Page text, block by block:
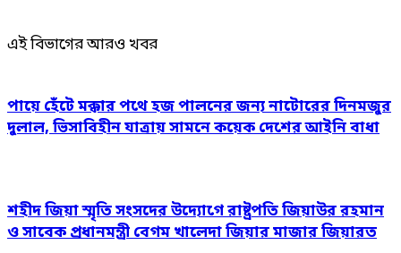
এই বিভাগের আরও খবর
পায়ে হেঁটে মক্কার পথে হজ পালনের জন্য নাটোরের দিনমজুর
দুলাল, ভিসাবিহীন যাত্রায় সামনে কয়েক দেশের আইনি বাধা
শহীদ জিয়া স্মৃতি সংসদের উদ্যোগে রাষ্ট্রপতি জিয়াউর রহমান
ও সাবেক প্রধানমন্ত্রী বেগম খালেদা জিয়ার মাজার জিয়ারত